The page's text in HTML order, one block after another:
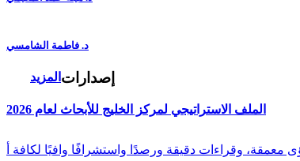
د. فاطمة الشامسي
المزيد إصدارات
الملف الاستراتيجي لمركز الخليج للأبحاث لعام 2026